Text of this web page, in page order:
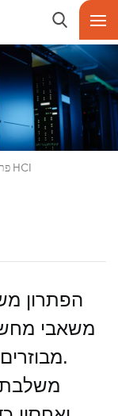
פתרון HCI
הפתרון
משאבי